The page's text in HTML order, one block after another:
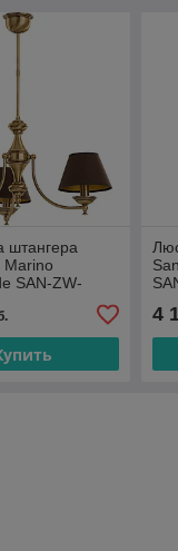
штангера
Marino
SAN-ZW-
4